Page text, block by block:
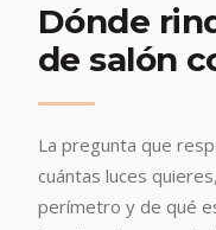
Dónde
de salón
La pregunta que
cuántas luces
perímetro y de qué